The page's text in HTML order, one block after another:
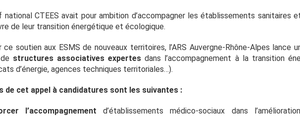
national CTEES avait pour ambition d’accompagner les établissements sanitaires
de leur transition énergétique et écologique.
ce soutien aux ESMS de nouveaux territoires, l’ARS Auvergne-Rhône-Alpes lance
structures associatives expertes dans l’accompagnement à la transition
d’énergie, agences techniques territoriales…).
de cet appel à candidatures sont les suivantes :
l’accompagnement d’établissements médico-sociaux dans